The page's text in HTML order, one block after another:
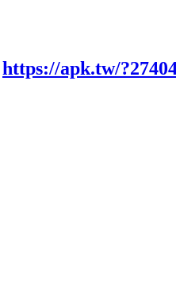
https://apk.tw/